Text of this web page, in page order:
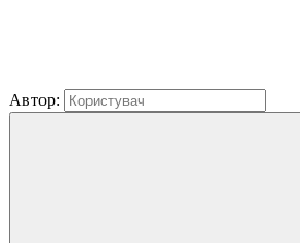
Автор: